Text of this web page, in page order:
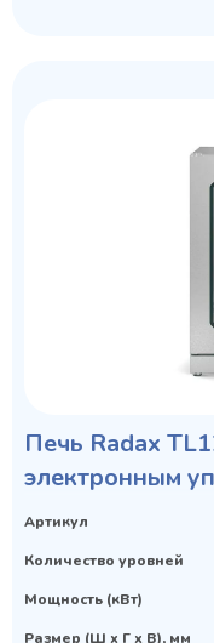
Печь Radax
электронным
Артикул
Количество уровней
Мощность (кВт)
Размер (Ш х Г х В), мм